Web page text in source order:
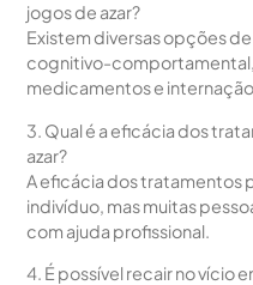
jogos de azar?
Existem diversas opções
cognitivo-
medicamentos e
3. Qual é a eficácia dos
azar?
A eficácia dos tratamentos
indivíduo, mas muitas
com ajuda profissional.
4. É possível recair no vício